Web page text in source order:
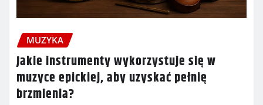
MUZYKA
Jakie instrumenty wykorzystuje się w
muzyce epickiej, aby uzyskać pełnię
brzmienia?